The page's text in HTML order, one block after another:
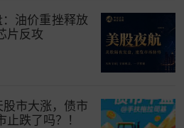
策略师Mohit Kumar也对此表
月份的季节性“主要与发行量
油价重挫释放
片反攻
市大涨，债市
跌了吗？！